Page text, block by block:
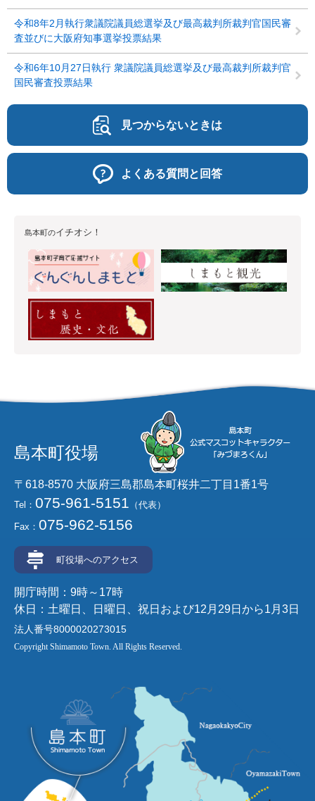
令和8年2月執行衆議院議員総選挙及び最高裁判所裁判官国民審
査並びに大阪府知事選挙投票結果
令和6年10月27日執行 衆議院議員総選挙及び最高裁判所裁判官
国民審査投票結果
見つからないときは
よくある質問と回答
島本町のイチオシ！
島本町役場
〒618-8570 大阪府三島郡島本町桜井二丁目1番1号
Tel： 075-961-5151 （代表）
Fax： 075-962-5156
町役場へのアクセス
開庁時間：9時～17時
休日：土曜日、日曜日、祝日および12月29日から1月3日
法人番号8000020273015
Copyright Shimamoto Town. All Rights Reserved.